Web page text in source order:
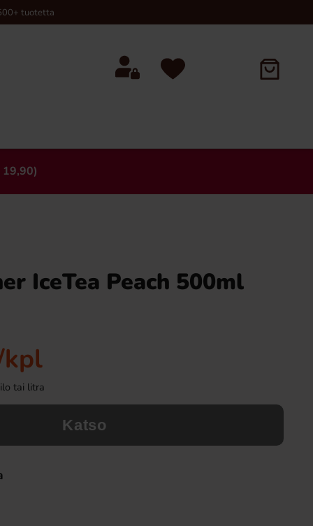
tuotetta
19,90)
IceTea Peach 500ml
tai litra
Katso